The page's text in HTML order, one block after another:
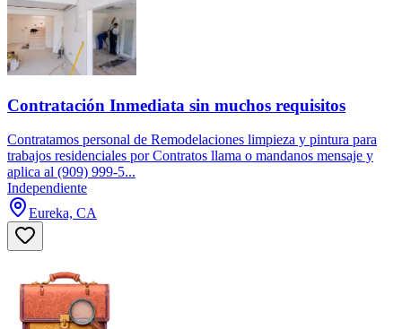
Contratación Inmediata sin muchos requisitos
Contratamos personal de Remodelaciones limpieza y pintura para
trabajos residenciales por Contratos llama o mandanos mensaje y
aplica al (909) 999-5...
Independiente
Eureka, CA